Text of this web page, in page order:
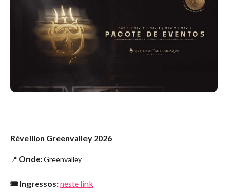
Réveillon Greenvalley 2026
📍 Onde:Greenvalley
🎟️ Ingressos:neste link